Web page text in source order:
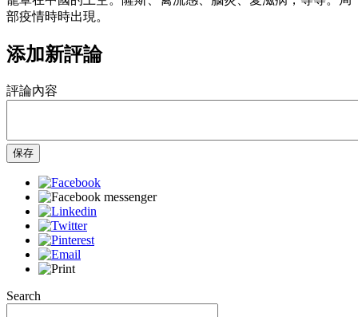
部疫情時時出現。
添加新評論
評論內容
保存
Search